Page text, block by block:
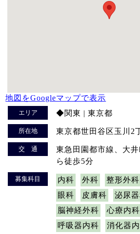
地図をGoogleマップで表示
エリア ◆関東 | 東京都
所在地 東京都世田谷区玉川2
交 通
東急田園都市線、大
ら徒歩5分
募集科目 内科 外科 整形外科
眼科
皮膚科 泌尿
脳神経外科
心療内科
呼吸器内科
消化器